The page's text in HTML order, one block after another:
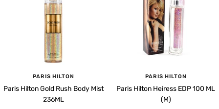
PARIS HILTON
Paris Hilton Gold Rush Body Mist
236ML
PARIS HILTON
Paris Hilton Heiress EDP 100 ML
(M)